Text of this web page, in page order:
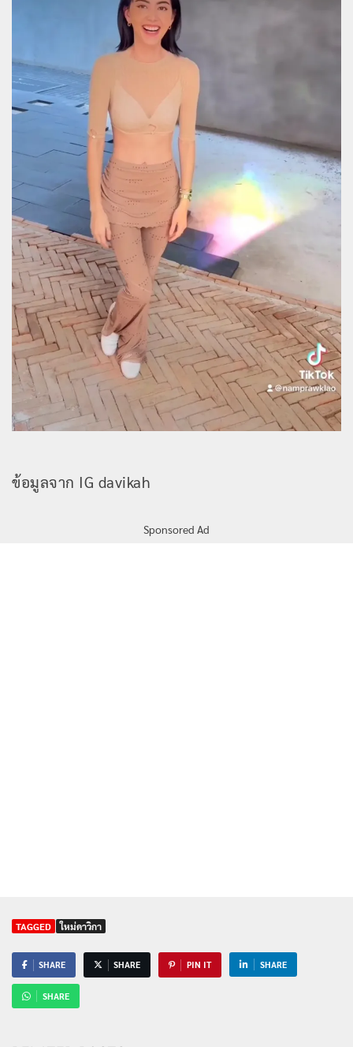
ข้อมูลจาก IG davikah
Sponsored Ad
TAGGED ใหม่ดาวิกา
SHARE SHARE PIN IT SHARE
SHARE